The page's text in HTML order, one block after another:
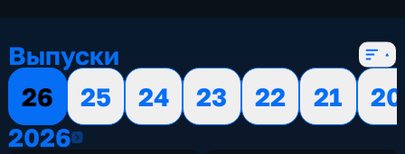
Выпуски
26
25 24 23 22 21
20
20262026